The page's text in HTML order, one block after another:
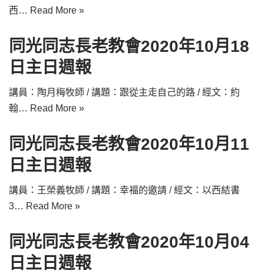
西… Read More »
同光同志長老教會2020年10月18
日主日週報
講員：陶月梅牧師 / 講題：跟從主走自己的路 / 經文：約
翰… Read More »
同光同志長老教會2020年10月11
日主日週報
講員：王榮義牧師 / 講題：幸福的邀請 / 經文：以西結書
3… Read More »
同光同志長老教會2020年10月04
日主日週報